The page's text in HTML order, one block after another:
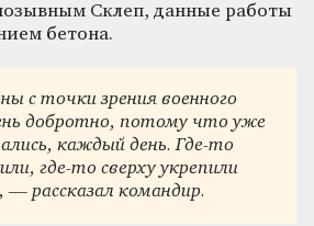
Склеп, данные работы
бетона.
с точки зрения военного
добротно, потому что уже
каждый день. Где-то
где-то сверху укрепили
— рассказал командир.